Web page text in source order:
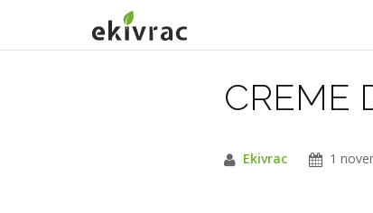
contenu
CREME
Ekivrac 1